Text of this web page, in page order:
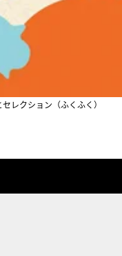
レクション（ふくふく）